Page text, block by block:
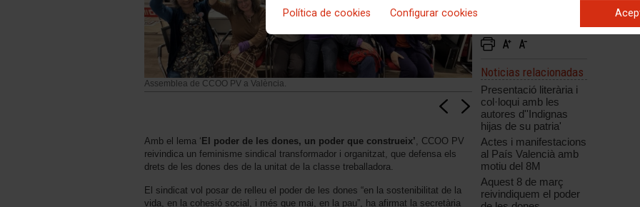
Política de cookies Configurar cookies
Assemblea de CCOO PV a València.
Amb el lema ‘El poder de les dones, un poder que construeix’ , CCOO PV
reivindica un feminisme sindical transformador i organitzat, que defensa els
drets de les dones des de la unitat de la classe treballadora.
El sindicat vol posar de relleu el poder de les dones “en la sostenibilitat de la
vida, en la cohesió social, i més que mai, en la pau”, ha afirmat la secretària
Noticias relacionadas
Presentació literària i
col·loqui amb les
autores d''Indignas
hijas de su patria'
Actes i manifestacions
al País Valencià amb
motiu del 8M
Aquest 8 de març
reivindiquem el poder